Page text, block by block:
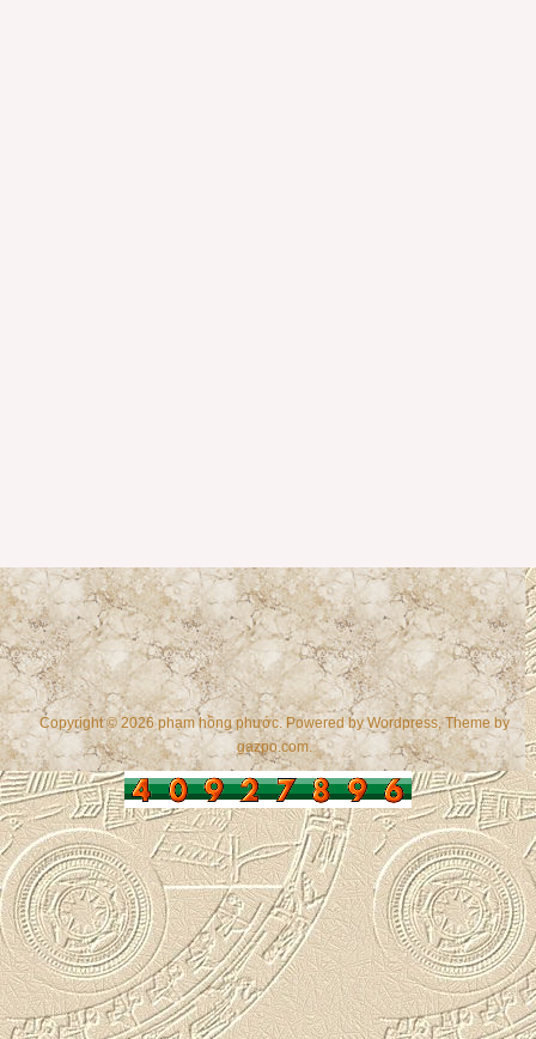
Copyright © 2026 phạm hồng phước. Powered byWordpress, Theme by
gazpo.com.